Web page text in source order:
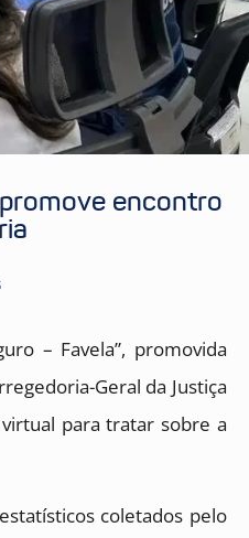
encontro
– Favela”, promovida
Geral da Justiça
para tratar sobre a
coletados pelo